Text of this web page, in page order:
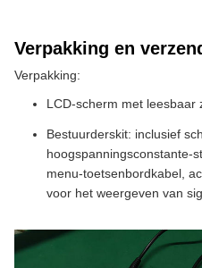
Verpakking en
Verpakking:
LCD-scherm met leesbaar
Bestuurderskit: inclusief
hoogspanningsconstante-
menu-toetsenbordkabel,
voor het weergeven van